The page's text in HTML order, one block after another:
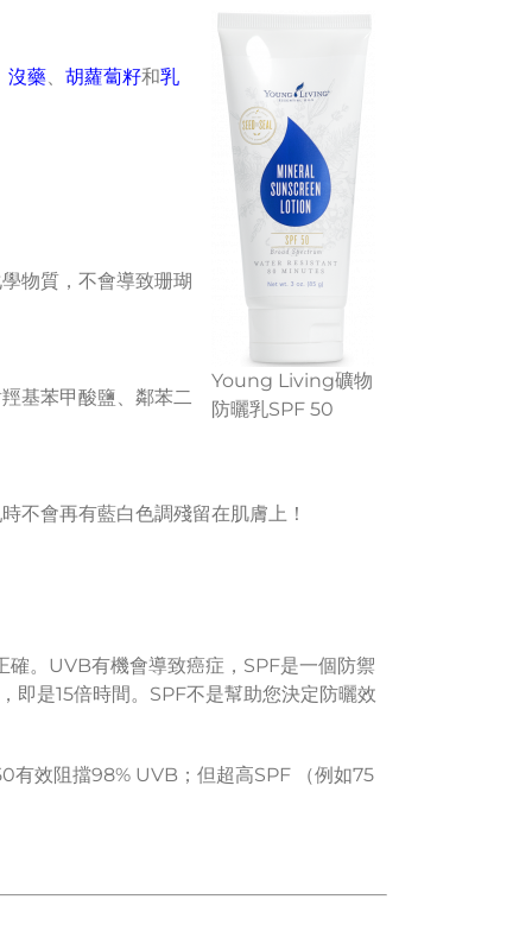
Young Living礦物
防曬乳SPF 50
沒藥、 胡蘿蔔籽和乳
物質，不會導致珊瑚
基苯甲酸鹽、鄰苯二
不會再有藍白色調殘留在肌膚上！
確。UVB有機會導致癌症，SPF是一個防禦
即是15倍時間。SPF不是幫助您決定防曬效
有效阻擋98% UVB；但超高SPF （例如75